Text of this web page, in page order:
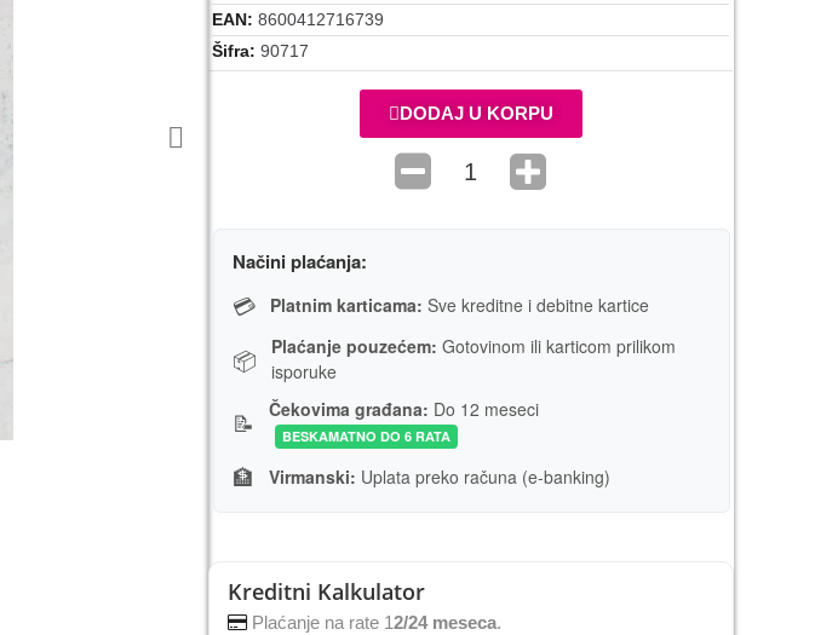
EAN 8600412716739
Šifra 90717
DODAJ U KORPU
Načini plaćanja:
💳 Platnim karticama: Sve kreditne i debitne kartice
📦 Plaćanje pouzećem: Gotovinom ili karticom prilikom
isporuke
📝 Čekovima građana: Do 12 meseci
BESKAMATNO DO 6 RATA
🏦 Virmanski: Uplata preko računa (e-banking)
Kreditni Kalkulator
Plaćanje na rate 12/24 meseca.